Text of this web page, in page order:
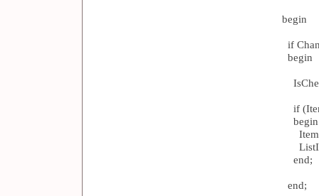
begin
if
begin
if
begin
end;
end;